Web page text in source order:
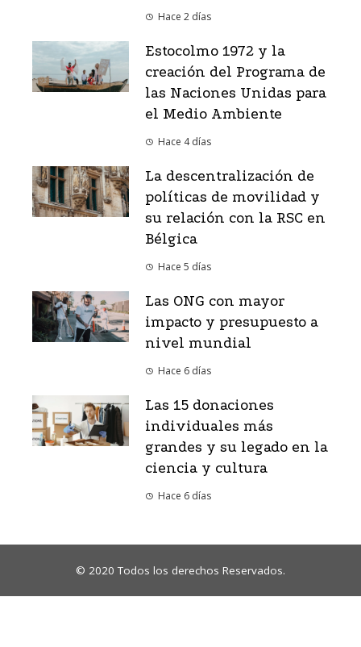
Hace 2 días
Estocolmo 1972 y la
creación del Programa de
las Naciones Unidas para
el Medio Ambiente
Hace 4 días
La descentralización de
políticas de movilidad y
su relación con la RSC en
Bélgica
Hace 5 días
Las ONG con mayor
impacto y presupuesto a
nivel mundial
Hace 6 días
Las 15 donaciones
individuales más
grandes y su legado en la
ciencia y cultura
Hace 6 días
© 2020 Todos los derechos Reservados.